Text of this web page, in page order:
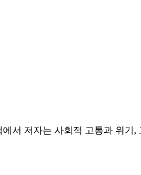
서 저자는 사회적 고통과 위